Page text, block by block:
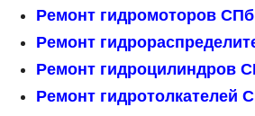
Ремонт гидромоторов СПб
Ремонт
Ремонт гидроцилиндров
Ремонт гидротолкателей